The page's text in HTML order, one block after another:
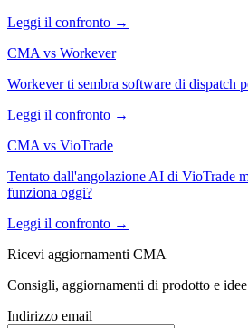
Leggi il confronto →
CMA vs Workever
Workever ti sembra software di dispatch
Leggi il confronto →
CMA vs VioTrade
Tentato dall'angolazione AI di VioTrade
funziona oggi?
Leggi il confronto →
Ricevi aggiornamenti CMA
Consigli, aggiornamenti di prodotto e
Indirizzo email